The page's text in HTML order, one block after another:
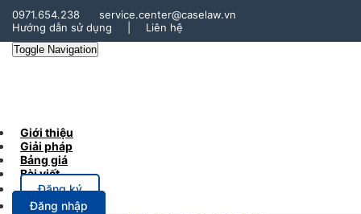
0971.654.238
service.center@caselaw.vn
Hướng dẫn sử dụng
Liên hệ
Toggle Navigation
Giới thiệu
Giải pháp
Bảng giá
Bài viết
Đăng ký
Đăng nhập